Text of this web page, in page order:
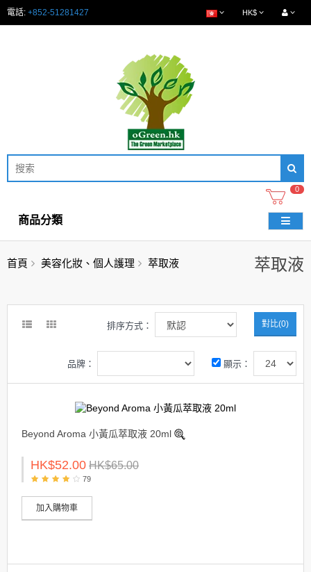
電話: +852-51281427 HK$
0
商品分類
首頁 美容化妝、個人護理 萃取液 萃取液
對比(0)
排序方式：
顯示：
品牌：
Beyond Aroma 小黃瓜萃取液 20ml
HK$52.00 HK$65.00
79
加入購物車